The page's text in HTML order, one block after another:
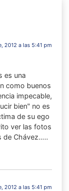
2012 a las 5:41 pm
es una
como buenos
impecable,
bien" no es
de su ego
ver las fotos
de Chávez…..
2012 a las 5:41 pm